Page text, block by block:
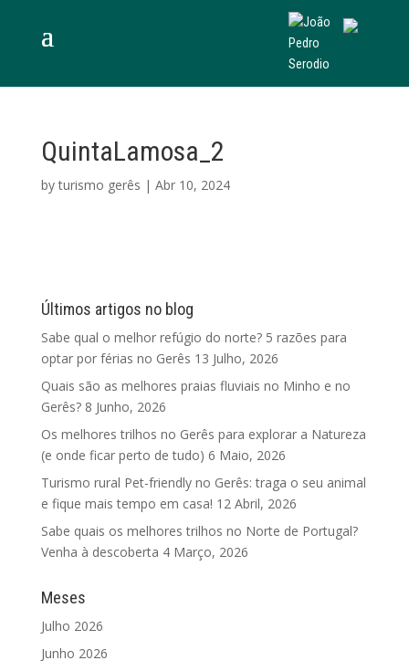
QuintaLamosa_2
byturismo gerês | Abr 10, 2024
Últimos artigos no blog
Sabe qual o melhor refúgio do norte? 5 razões para
optar por férias no Gerês 13 Julho, 2026
Quais são as melhores praias fluviais no Minho e no
Gerês? 8 Junho, 2026
Os melhores trilhos no Gerês para explorar a Natureza
(e onde ficar perto de tudo) 6 Maio, 2026
Turismo rural Pet-friendly no Gerês: traga o seu animal
e fique mais tempo em casa! 12 Abril, 2026
Sabe quais os melhores trilhos no Norte de Portugal?
Venha à descoberta 4 Março, 2026
Meses
Julho 2026
Junho 2026